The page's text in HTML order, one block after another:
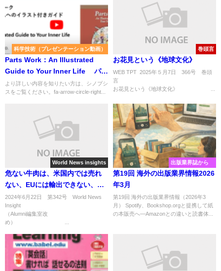
科学技術（プレゼンテーション動画）
Parts Work：An Illustrated
Guide to Your Inner Life パー
ツ・ワーク―内なる自己へのイ
ラスト付きガイド
より詳しい内容を知りたい方は、シノプシ
スをご覧ください。fa-arrow-circle-right...
巻頭言
お花見という《地球文化》
WEB TPT 2025年５月7日 366号 巻頭
お花見という《地球文化》 ...
World News insights
危ない牛肉は、米国内では売れ
ない、EUには輸出できない、な
ら日本に売れ！？
2024年6月22日 第342号 World News
Insight
（Alumni編集室改
め） ...
出版業界誌から
第19回 海外の出版業界情報2026
年3月
第19回 海外の出版業界情報（2026年3
月） Spotify、Bookshop.orgと提携して紙
の本販売へ―Amazonとの違いと読書体...